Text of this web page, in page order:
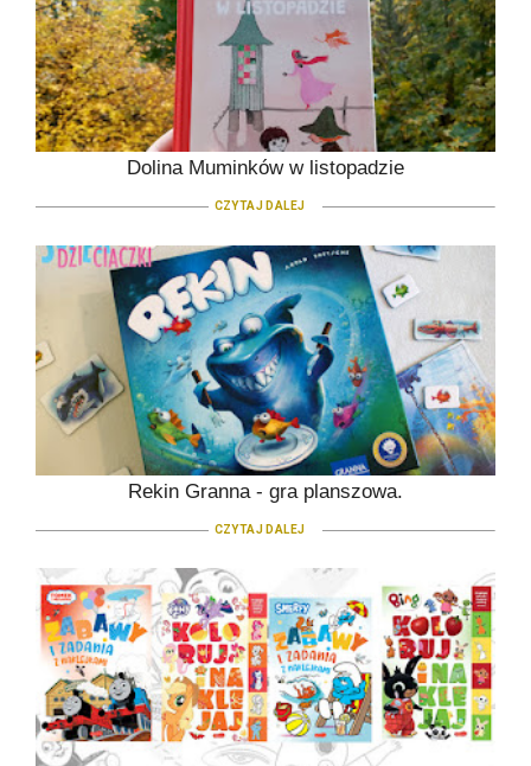
Dolina Muminków w listopadzie
CZYTAJ DALEJ
Rekin Granna - gra planszowa.
CZYTAJ DALEJ